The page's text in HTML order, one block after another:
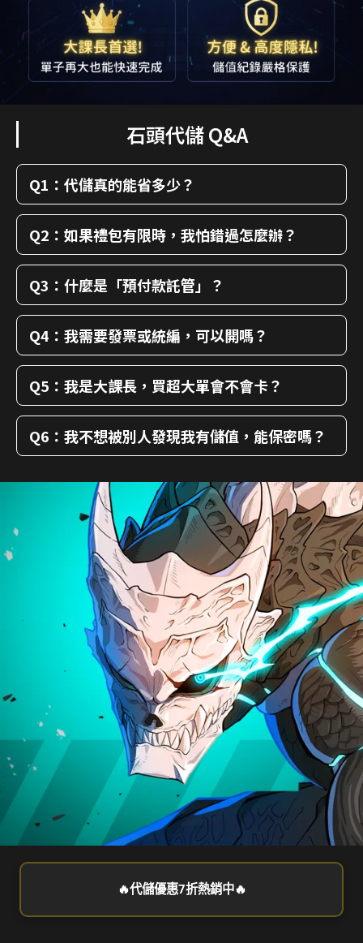
石頭代儲 Q&A
Q1：代儲真的能省多少？
Q2：如果禮包有限時，我怕錯過怎麼辦？
Q3：什麼是「預付款託管」？
Q4：我需要發票或統編，可以開嗎？
Q5：我是大課長，買超大單會不會卡？
Q6：我不想被別人發現我有儲值，能保密嗎？
🔥代儲優惠7折熱銷中🔥